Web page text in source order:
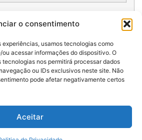
o consentimento
experiências, usamos tecnologias como
acessar informações do dispositivo. O
nos permitirá processar dados
ou IDs exclusivos neste site. Não
pode afetar negativamente certos
Aceitar